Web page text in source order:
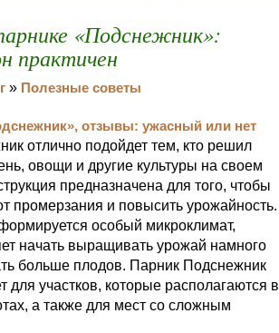
«Подснежник»:
практичен
» Полезные советы
отлично подойдет тем, кто решил
овощи и другие культуры на своем
предназначена для того, чтобы
промерзания и повысить урожайность.
особый микроклимат,
начать выращивать урожай намного
больше плодов. Парник Подснежник
для участков, которые располагаются в
а также для мест со сложным